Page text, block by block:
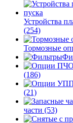
Устройства
(254)
Тормозные
(186)
(21)
части (53)